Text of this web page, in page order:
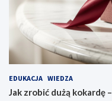
EDUKACJA WIEDZA
Jak zrobić dużą kokardę